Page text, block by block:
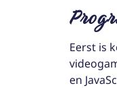
Eerst is
en